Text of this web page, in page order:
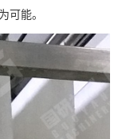
可能。